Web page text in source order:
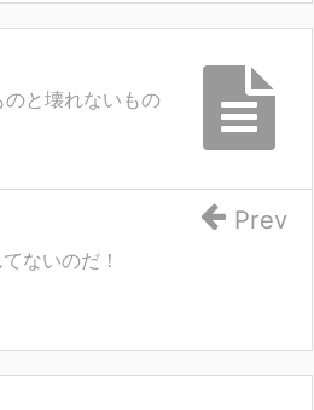
のと壊れないもの
ないのだ！
Prev